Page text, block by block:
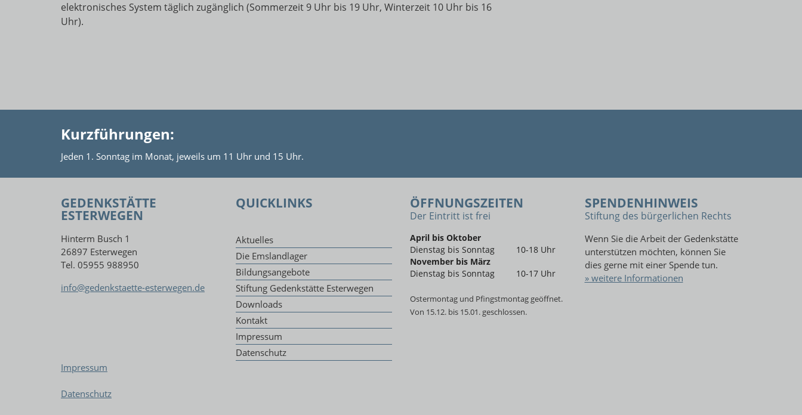
elektronisches System täglich zugänglich (Sommerzeit 9 Uhr bis 19 Uhr, Winterzeit 10 Uhr bis 16
Uhr).
Kurzführungen:
Jeden 1. Sonntag im Monat, jeweils um 11 Uhr und 15 Uhr.
GEDENKSTÄTTE
ESTERWEGEN
QUICKLINKS ÖFFNUNGSZEITEN
Der Eintritt ist frei
SPENDENHINWEIS
Stiftung des bürgerlichen Rechts
Hinterm Busch 1
26897 Esterwegen
Tel. 05955 988950
info@gedenkstaette-esterwegen.de
Aktuelles
Die Emslandlager
Bildungsangebote
Stiftung Gedenkstätte Esterwegen
Downloads
Kontakt
Impressum
Datenschutz
April bis Oktober
Dienstag bis Sonntag
10-18 Uhr
November bis März
Dienstag bis Sonntag
10-17 Uhr
Ostermontag und Pfingstmontag geöffnet.
Von 15.12. bis 15.01. geschlossen.
Wenn Sie die Arbeit der Gedenkstätte
unterstützen möchten, können Sie
dies gerne mit einer Spende tun.
» weitere Informationen
Impressum
Datenschutz